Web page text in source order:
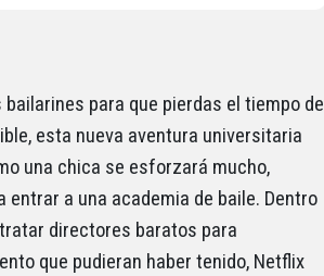
para que pierdas el tiempo de
esta nueva aventura universitaria
una chica se esforzará mucho,
entrar a una academia de baile. Dentro
directores baratos para
que pudieran haber tenido, Netflix